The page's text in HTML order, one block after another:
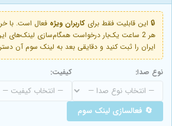
🔒 این قابلیت فقط برای کاربران ویژه فعال است. با
ایران را ثبت کنید و دقایقی بعد به لینک سوم آن
نوع صدا: کیفیت:
🔄 فعالسازی لینک سوم